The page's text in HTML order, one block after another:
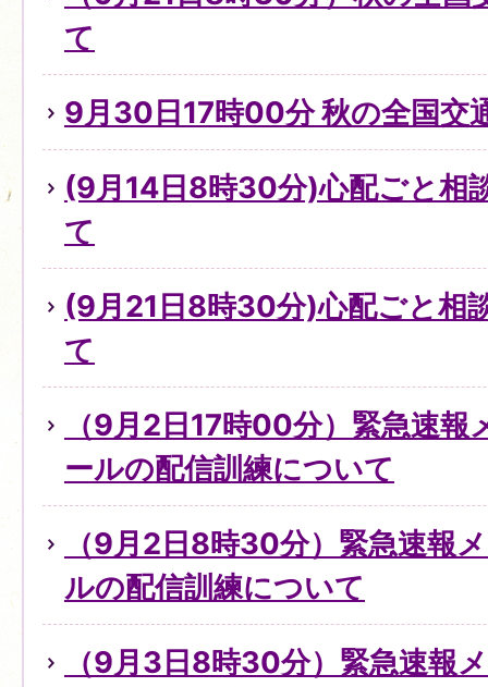
て
9月30日17時00分 秋の全国交
(9月14日8時30分)心配ごと相
て
(9月21日8時30分)心配ごと相
て
（9月2日17時00分）緊急速
ールの配信訓練について
（9月2日8時30分）緊急速報
ルの配信訓練について
（9月3日8時30分）緊急速報